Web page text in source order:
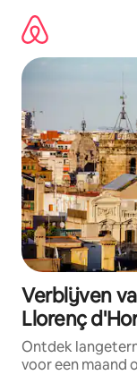
direct
naar
inhoud
Verblijven
Llorenç
Ontdek
voor een maand